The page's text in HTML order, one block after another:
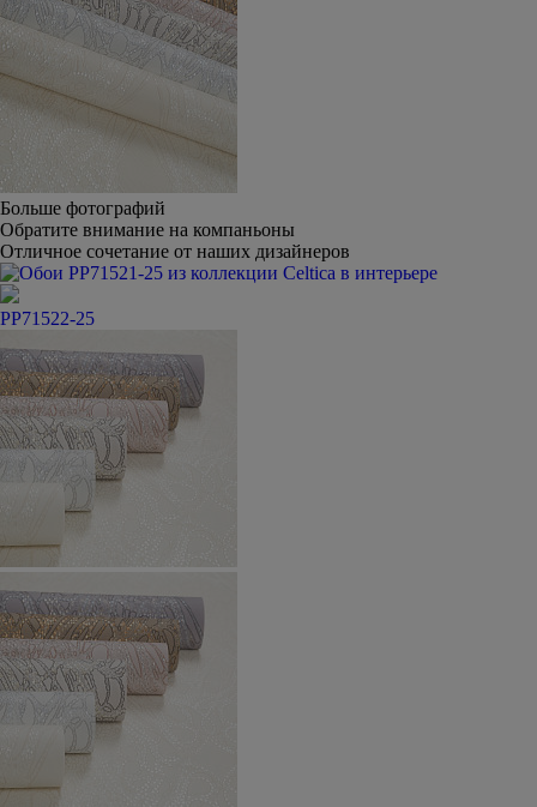
Больше фотографий
Обратите внимание на компаньоны
Отличное сочетание от наших дизайнеров
PP71522-25